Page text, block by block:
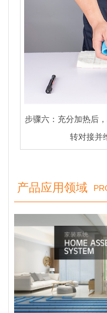
步骤六：充分加热后
转对接并
产品应用领域